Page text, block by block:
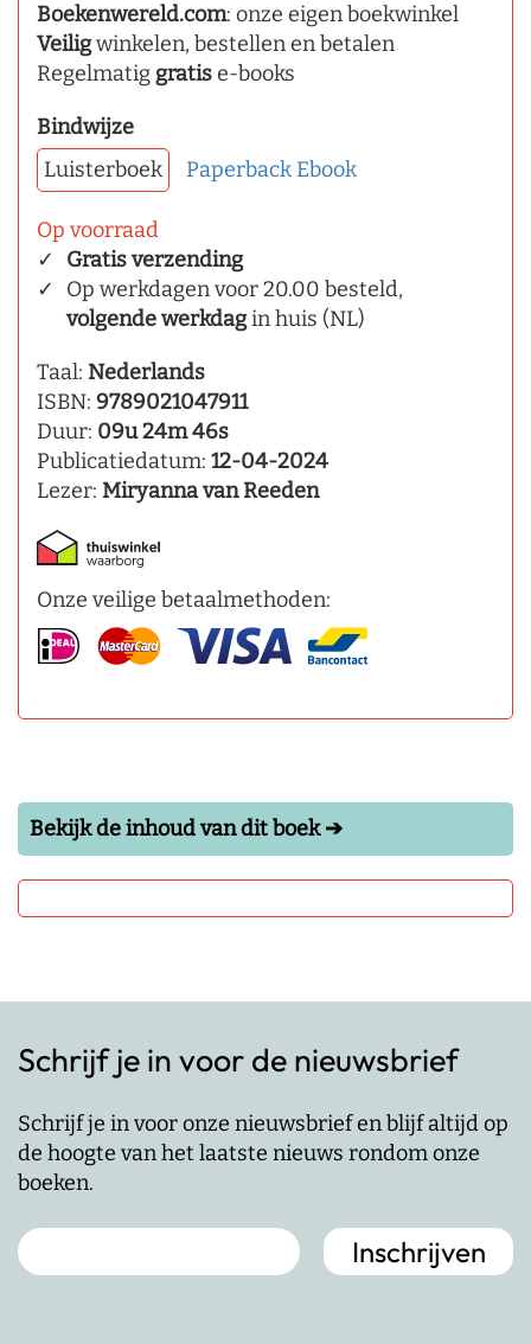
Boekenwereld.com: onze eigen boekwinkel
Veiligwinkelen, bestellen en betalen
Regelmatig gratise-books
Bindwijze
Luisterboek
Paperback Ebook
Op voorraad
Gratis verzending
Op werkdagen voor 20.00 besteld,
volgende werkdagin huis (NL)
Taal: Nederlands
ISBN: 9789021047911
Duur: 09u 24m 46s
Publicatiedatum: 12-04-2024
Lezer: Miryanna van Reeden
Onze veilige betaalmethoden:
Bekijk de inhoud van dit boek ➔
Schrijf je in voor de nieuwsbrief
Schrijf je in voor onze nieuwsbrief en blijf altijd op
de hoogte van het laatste nieuws rondom onze
boeken.